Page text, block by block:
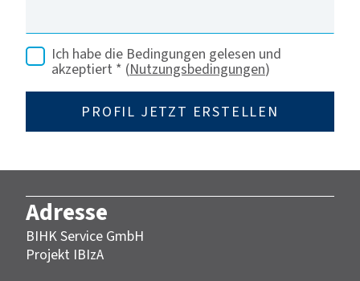
Ich habe die Bedingungen gelesen und
akzeptiert * (Nutzungsbedingungen)
Adresse
BIHK Service GmbH
Projekt IBIzA